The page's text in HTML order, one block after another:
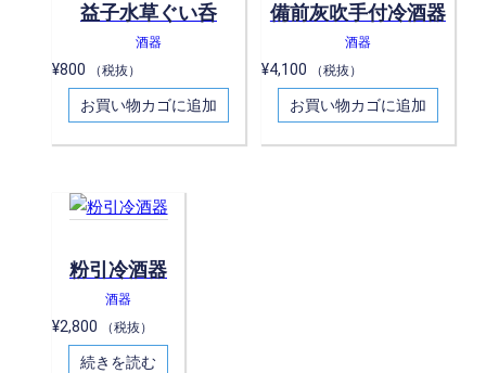
益子水草ぐい呑
酒器
¥800 （税抜）
お買い物カゴに追加
備前灰吹手付冷酒器
酒器
¥4,100 （税抜）
お買い物カゴに追加
粉引冷酒器
酒器
¥2,800 （税抜）
続きを読む